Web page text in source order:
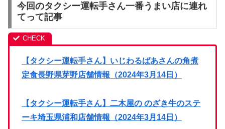
今回のタクシー運転手さん一番うまい店に連れ
てって記事
【タクシー運転手さん】いじわるばあさんの角煮
定食長野県芽野店舗情報（2024年3月14日）
【タクシー運転手さん】二木屋の のざき牛のステ
ーキ埼玉県浦和店舗情報（2024年3月14日）